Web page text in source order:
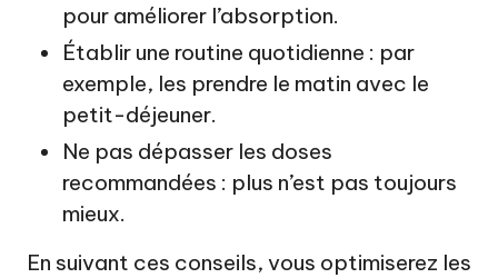
pour améliorer l’absorption.
Établir une routine quotidienne : par
exemple, les prendre le matin avec le
petit-déjeuner.
Ne pas dépasser les doses
recommandées : plus n’est pas toujours
mieux.
En suivant ces conseils, vous optimiserez les